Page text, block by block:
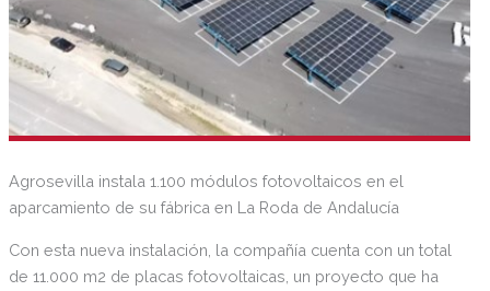
Agrosevilla instala 1.100 módulos fotovoltaicos en el
aparcamiento de su fábrica en La Roda de Andalucía
Con esta nueva instalación, la compañía cuenta con un total
de 11.000 m2 de placas fotovoltaicas, un proyecto que ha